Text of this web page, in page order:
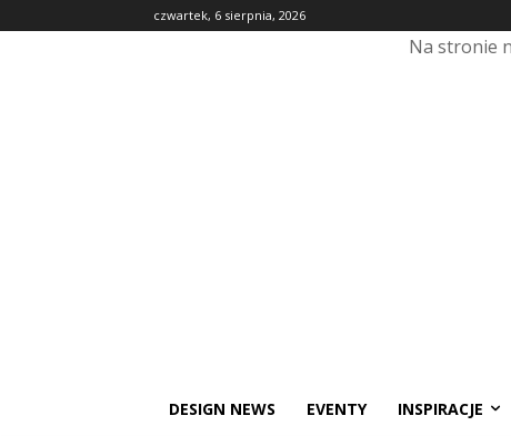
czwartek, 6 sierpnia, 2026
Na stronie
DESIGN NEWS EVENTY INSPIRACJE